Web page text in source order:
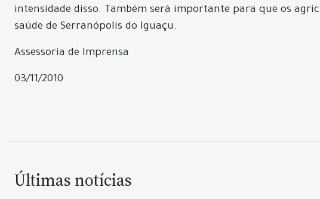
intensidade disso. Também será importante para que os
saúde de Serranópolis do Iguaçu.
Assessoria de Imprensa
03/11/2010
Últimas notícias